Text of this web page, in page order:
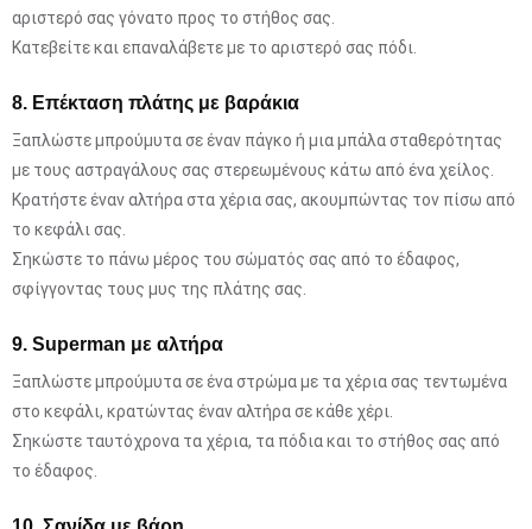
αριστερό σας γόνατο προς το στήθος σας.
Κατεβείτε και επαναλάβετε με το αριστερό σας πόδι.
8. Επέκταση πλάτης με βαράκια
Ξαπλώστε μπρούμυτα σε έναν πάγκο ή μια μπάλα σταθερότητας
με τους αστραγάλους σας στερεωμένους κάτω από ένα χείλος.
Κρατήστε έναν αλτήρα στα χέρια σας, ακουμπώντας τον πίσω από
το κεφάλι σας.
Σηκώστε το πάνω μέρος του σώματός σας από το έδαφος,
σφίγγοντας τους μυς της πλάτης σας.
9. Superman με αλτήρα
Ξαπλώστε μπρούμυτα σε ένα στρώμα με τα χέρια σας τεντωμένα
στο κεφάλι, κρατώντας έναν αλτήρα σε κάθε χέρι.
Σηκώστε ταυτόχρονα τα χέρια, τα πόδια και το στήθος σας από
το έδαφος.